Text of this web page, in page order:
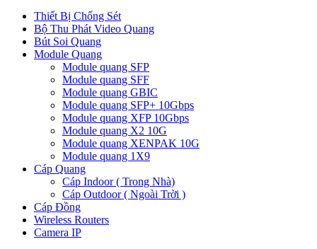
Thiết Bị Chống Sét
Bộ Thu Phát Video Quang
Bút Soi Quang
Module Quang
Module quang SFP
Module quang SFF
Module quang GBIC
Module quang SFP+ 10Gbps
Module quang XFP 10Gbps
Module quang X2 10G
Module quang XENPAK 10G
Module quang 1X9
Cáp Quang
Cáp Indoor ( Trong Nhà)
Cáp Outdoor ( Ngoài Trời )
Cáp Đồng
Wireless Routers
Camera IP